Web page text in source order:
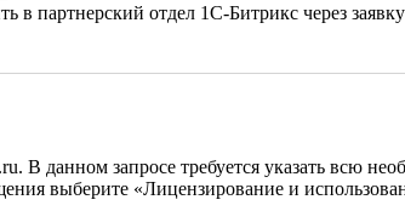
в партнерский отдел 1С-Битрикс через
В данном запросе требуется указать всю
выберите «Лицензирование и